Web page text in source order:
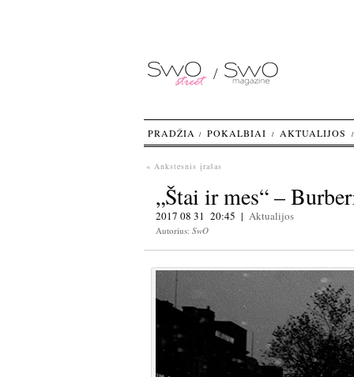
« Ankstesnis įrašas
„Štai ir mes“ –
2017 08 31 20:45 | Aktualijos
Autorius: SwO
PRADŽIA POKALBIAI AKTUALIJOS